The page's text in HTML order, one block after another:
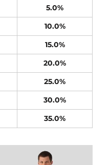
5.0%
10.0%
15.0%
20.0%
25.0%
30.0%
35.0%